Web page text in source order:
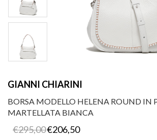
GIANNI CHIARINI
BORSA MODELLO HELENA ROUND IN
MARTELLATA BIANCA
€295,00 Il
prezzo
€206,50Il
prezzo